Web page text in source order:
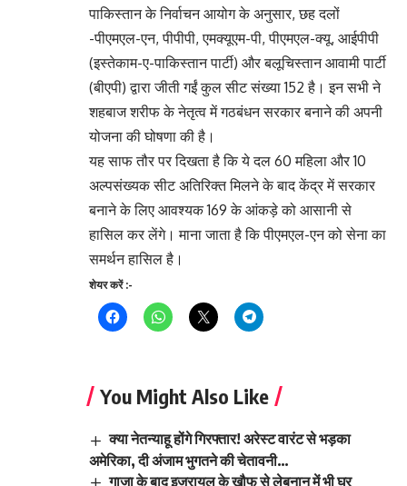
पाकिस्तान के निर्वाचन आयोग के अनुसार, छह दलों
-पीएमएल-एन, पीपीपी, एमक्यूएम-पी, पीएमएल-क्यू, आईपीपी
(इस्तेकाम-ए-पाकिस्तान पार्टी) और बलूचिस्तान आवामी पार्टी
(बीएपी) द्वारा जीती गईं कुल सीट संख्या 152 है। इन सभी ने
शहबाज शरीफ के नेतृत्व में गठबंधन सरकार बनाने की अपनी
योजना की घोषणा की है।
यह साफ तौर पर दिखता है कि ये दल 60 महिला और 10
अल्पसंख्यक सीट अतिरिक्त मिलने के बाद केंद्र में सरकार
बनाने के लिए आवश्यक 169 के आंकड़े को आसानी से
हासिल कर लेंगे। माना जाता है कि पीएमएल-एन को सेना का
समर्थन हासिल है।
शेयर करें :-
You Might Also Like
क्या नेतन्याहू होंगे गिरफ्तार! अरेस्ट वारंट से भड़का
अमेरिका, दी अंजाम भुगतने की चेतावनी…
गाजा के बाद इजरायल के खौफ से लेबनान में भी घर